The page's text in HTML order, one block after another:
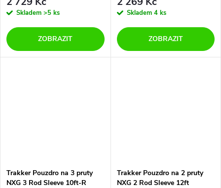
Skladem >5 ks
ZOBRAZIT
Skladem 4 ks
ZOBRAZIT
Trakker Pouzdro na 3 pruty
NXG 3 Rod Sleeve 10ft-R
Trakker Pouzdro na 2 pruty
NXG 2 Rod Sleeve 12ft